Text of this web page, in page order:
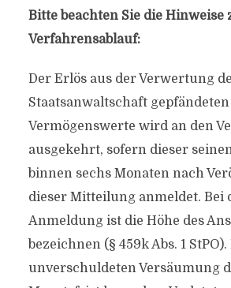
Bitte beachten Sie die Hinweise
Verfahrensablauf:
Der Erlös aus der Verwertung
Staatsanwaltschaft gepfändeten
Vermögenswerte wird an den
ausgekehrt, sofern dieser
binnen sechs Monaten nach
dieser Mitteilung anmeldet. Bei
Anmeldung ist die Höhe des
bezeichnen (§ 459k Abs. 1
unverschuldeten Versäumung